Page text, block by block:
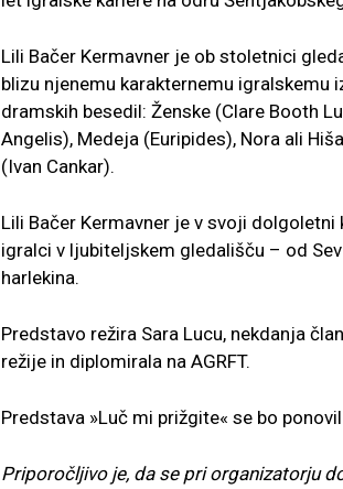
Lili Bačer Kermavner je ob stoletnici
blizu njenemu karakternemu
dramskih besedil: Ženske (Clare Booth
Angelis), Medeja (Euripides), Nora ali
(Ivan Cankar).
Lili Bačer Kermavner je v svoji
igralci v ljubiteljskem gledališču – od
harlekina.
Predstavo režira Sara Lucu, nekdanja
režije in diplomirala na AGRFT.
Predstava »Luč mi prižgite« se bo
Priporočljivo je, da se pri organizatorju